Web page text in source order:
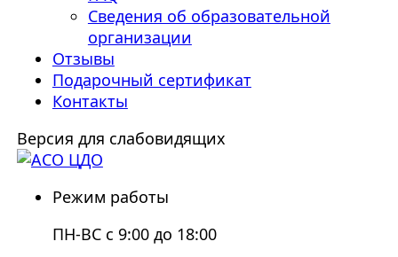
Сведения об образовательной
организации
Отзывы
Подарочный сертификат
Контакты
Версия для слабовидящих
Режим работы
ПН-ВС с 9:00 до 18:00